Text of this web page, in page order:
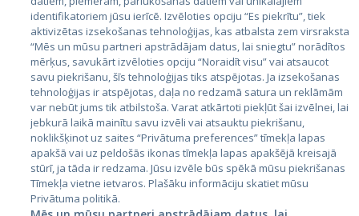
Valstis
Igaunija
Latvija
Lietuva
identifikatoriem jūsu ierīcē. Izvēloties opciju “Es piekrītu”, tiek
aktivizētas izsekošanas tehnoloģijas, kas atbalsta zem virsraksta
“Mēs un mūsu partneri apstrādājam datus, lai sniegtu” norādītos
mērķus, savukārt izvēloties opciju “Noraidīt visu” vai atsaucot
savu piekrišanu, šīs tehnoloģijas tiks atspējotas. Ja izsekošanas
tehnoloģijas ir atspējotas, daļa no redzamā satura un reklāmām
var nebūt jums tik atbilstoša. Varat atkārtoti piekļūt šai izvēlnei, lai
jebkurā laikā mainītu savu izvēli vai atsauktu piekrišanu,
noklikšķinot uz saites “Privātuma preferences” tīmekļa lapas
apakšā vai uz peldošās ikonas tīmekļa lapas apakšējā kreisajā
stūrī, ja tāda ir redzama. Jūsu izvēle būs spēkā mūsu piekrišanas
Tīmekļa vietne ietvaros. Plašāku informāciju skatiet mūsu
Privātuma politikā.